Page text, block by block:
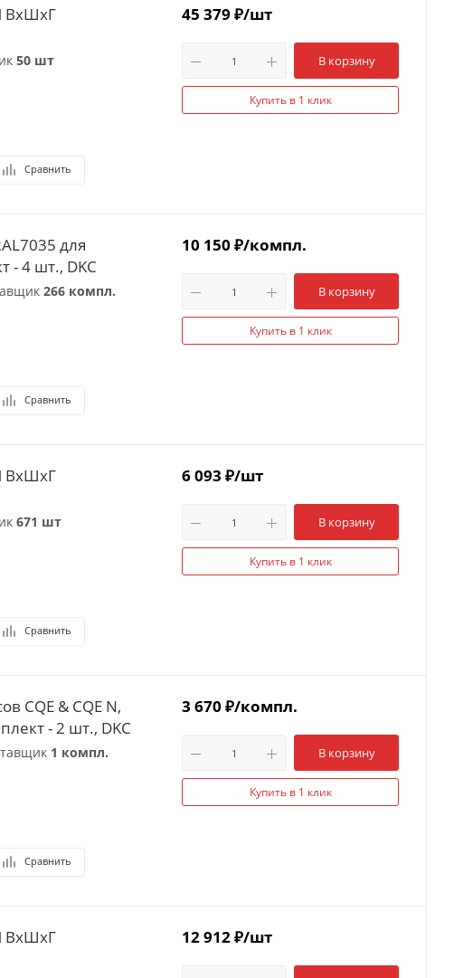
ВxШxГ
50 шт
Сравнить
45 379 ₽/шт
В корзину
Купить в 1 клик
для
- 4 шт., DKC
266 компл.
Сравнить
10 150 ₽/компл.
В корзину
Купить в 1 клик
ВxШxГ
671 шт
Сравнить
6 093 ₽/шт
В корзину
Купить в 1 клик
CQE & CQE N,
- 2 шт., DKC
1 компл.
Сравнить
3 670 ₽/компл.
В корзину
Купить в 1 клик
ВxШxГ
12 912₽/шт